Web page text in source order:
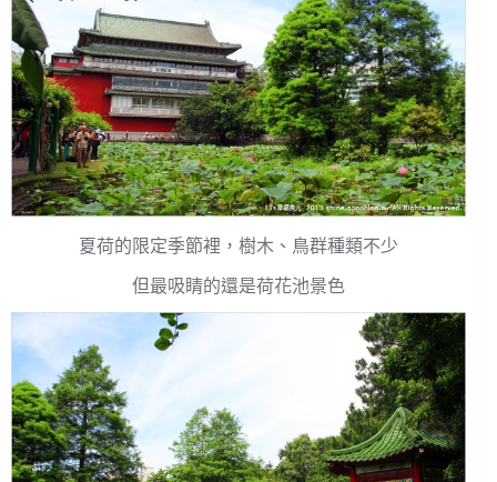
夏荷的限定季節裡，樹木、鳥群種類不少
但最吸睛的還是荷花池景色